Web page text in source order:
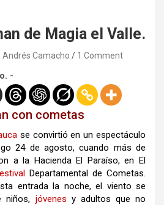
de Magia el Valle.
Andrés Camacho 1 Comment
-
con cometas
se convirtió en un espectáculo
24 de agosto, cuando más de
a la Hacienda El Paraíso, en El
Departamental de Cometas.
entrada la noche, el viento se
niños, jóvenes y adultos que no